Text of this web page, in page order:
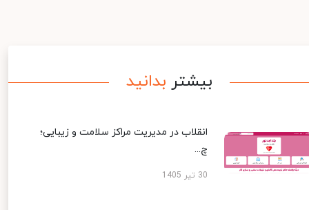
بیشتر بدانید
انقلاب در مدیریت مراکز سلامت و زیبایی؛
چ...
30 تیر 1405